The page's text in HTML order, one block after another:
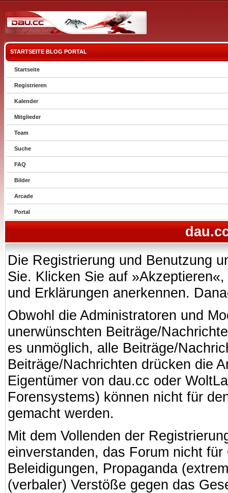
STARTSEITE BLOG PORTAL
Startseite
Registrieren
Kalender
Mitglieder
Team
Suche
FAQ
Bilder
Arcade
Portal
Die Registrierung und Benutzung
Sie. Klicken Sie auf
und Erklärungen anerkennen.
Obwohl die Administratoren und
unerwünschten Beiträge/
es unmöglich, alle Beiträge/
Beiträge/Nachrichten drücken die
Eigentümer von dau.cc oder
Forensystems) können nicht für
gemacht werden.
Mit dem Vollenden der
einverstanden, das Forum nicht
Beleidigungen, Propaganda
(verbaler) Verstöße gegen das